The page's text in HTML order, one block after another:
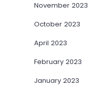
November 2023
October 2023
April 2023
February 2023
January 2023